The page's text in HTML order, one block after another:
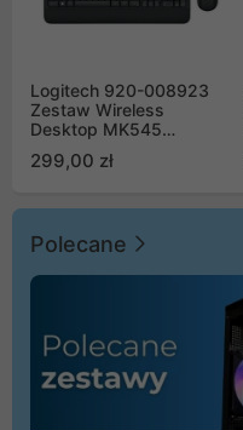
Logitech 920-008923
Zestaw Wireless
Desktop MK545
299,00 zł
Polecane